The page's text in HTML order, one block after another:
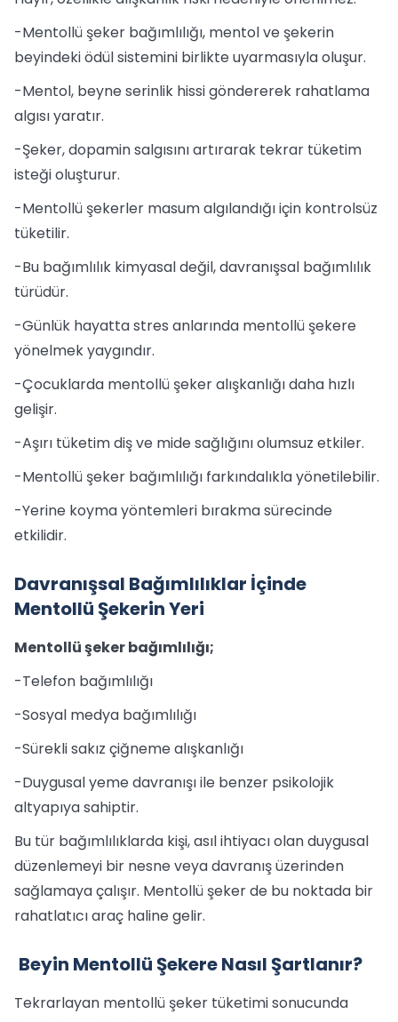
-Mentollü şeker bağımlılığı, mentol ve şekerin
beyindeki ödül sistemini birlikte uyarmasıyla oluşur.
-Mentol, beyne serinlik hissi göndererek rahatlama
algısı yaratır.
-Şeker, dopamin salgısını artırarak tekrar tüketim
isteği oluşturur.
-Mentollü şekerler masum algılandığı için kontrolsüz
tüketilir.
-Bu bağımlılık kimyasal değil, davranışsal bağımlılık
türüdür.
-Günlük hayatta stres anlarında mentollü şekere
yönelmek yaygındır.
-Çocuklarda mentollü şeker alışkanlığı daha hızlı
gelişir.
-Aşırı tüketim diş ve mide sağlığını olumsuz etkiler.
-Mentollü şeker bağımlılığı farkındalıkla yönetilebilir.
-Yerine koyma yöntemleri bırakma sürecinde
etkilidir.
Davranışsal Bağımlılıklar İçinde
Mentollü Şekerin Yeri
Mentollü şeker bağımlılığı;
-Telefon bağımlılığı
-Sosyal medya bağımlılığı
-Sürekli sakız çiğneme alışkanlığı
-Duygusal yeme davranışı ile benzer psikolojik
altyapıya sahiptir.
Bu tür bağımlılıklarda kişi, asıl ihtiyacı olan duygusal
düzenlemeyi bir nesne veya davranış üzerinden
sağlamaya çalışır. Mentollü şeker de bu noktada bir
rahatlatıcı araç haline gelir.
Beyin Mentollü Şekere Nasıl Şartlanır?
Tekrarlayan mentollü şeker tüketimi sonucunda